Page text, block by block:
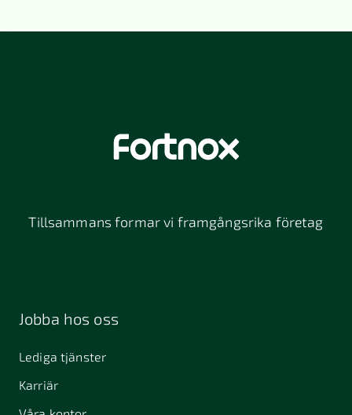
Tillsammans formar vi framgångsrika företag
Jobba hos oss
Lediga tjänster
Karriär